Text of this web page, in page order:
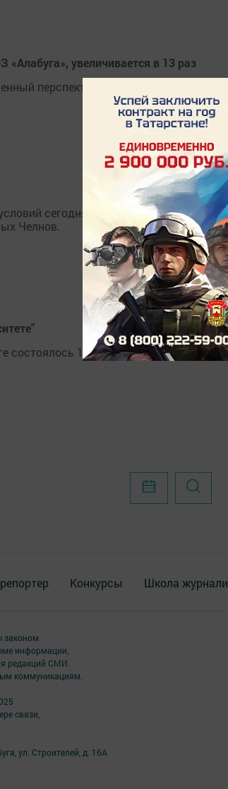
увеличивается в 13 раз
перспективам развития ОЭЗ
сегодня с 11 часов закрыто
Челнов.
состоялось 11 декабря 2011 г. и
Конкурсы Школа
информации,
редакций СМИ.
коммуникациям.
связи,
ул. Строителей, д. 16А